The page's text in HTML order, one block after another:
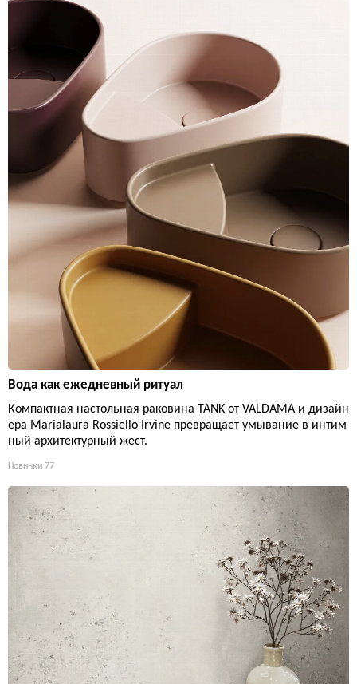
Вода как ежедневный ритуал
Компактная настольная раковина TANK от VALDAMA и дизайн
ера Marialaura Rossiello Irvine превращает умывание в интим
ный архитектурный жест.
Новинки 77